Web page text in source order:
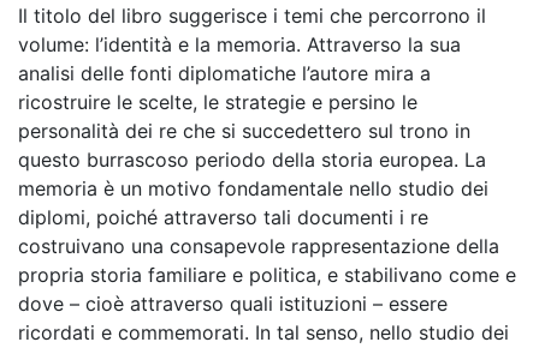
Il titolo del libro suggerisce i temi che percorrono il
volume: l’identità e la memoria. Attraverso la sua
analisi delle fonti diplomatiche l’autore mira a
ricostruire le scelte, le strategie e persino le
personalità dei re che si succedettero sul trono in
questo burrascoso periodo della storia europea. La
memoria è un motivo fondamentale nello studio dei
diplomi, poiché attraverso tali documenti i re
costruivano una consapevole rappresentazione della
propria storia familiare e politica, e stabilivano come e
dove – cioè attraverso quali istituzioni – essere
ricordati e commemorati. In tal senso, nello studio dei